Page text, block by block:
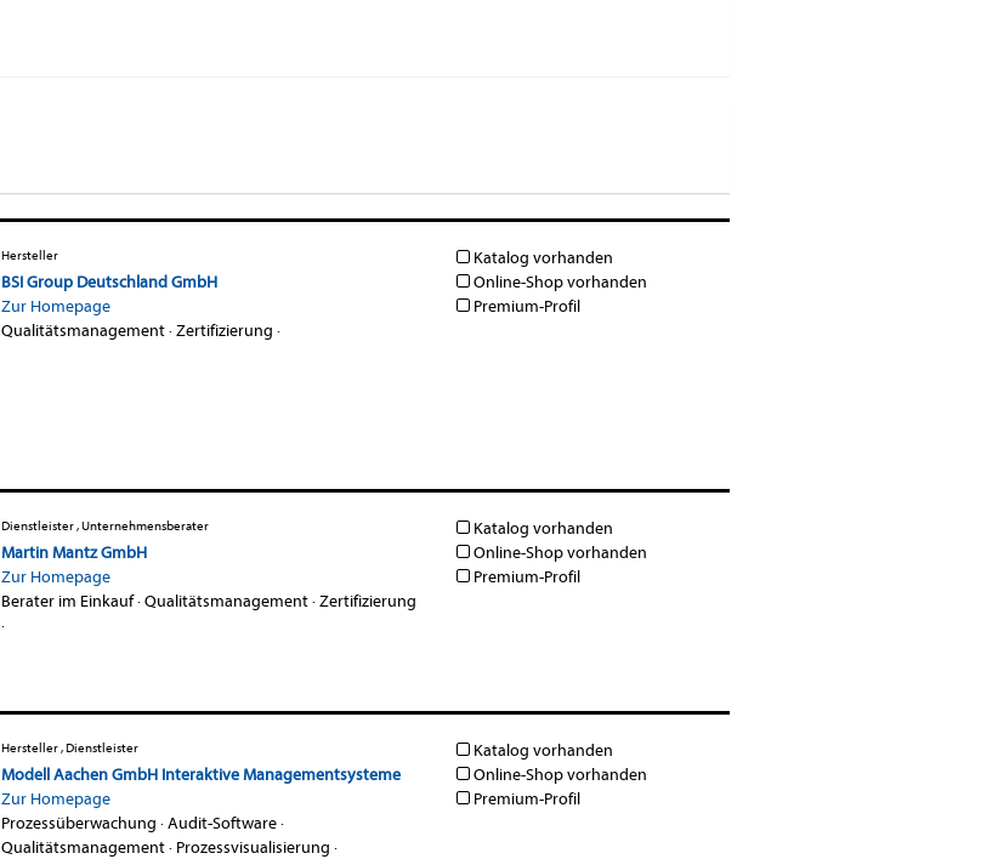
Hersteller
BSI Group Deutschland GmbH
Zur Homepage
Qualitätsmanagement·Zertifizierung ·
Katalog vorhanden
Online-Shop vorhanden
Premium-Profil
Dienstleister , Unternehmensberater
Martin Mantz GmbH
Zur Homepage
Berater im Einkauf·Qualitätsmanagement·Zertifizierung
·
Katalog vorhanden
Online-Shop vorhanden
Premium-Profil
Hersteller , Dienstleister
Modell Aachen GmbH Interaktive Managementsysteme
Zur Homepage
Prozessüberwachung ·Audit-Software·
Qualitätsmanagement· Prozessvisualisierung ·
Katalog vorhanden
Online-Shop vorhanden
Premium-Profil